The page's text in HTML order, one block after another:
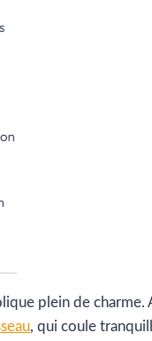
plein de charme.
, qui coule